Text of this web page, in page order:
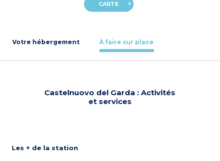
CARTE
Votre hébergement À faire sur place
Castelnuovo del Garda : Activités
et services
Les + de la station